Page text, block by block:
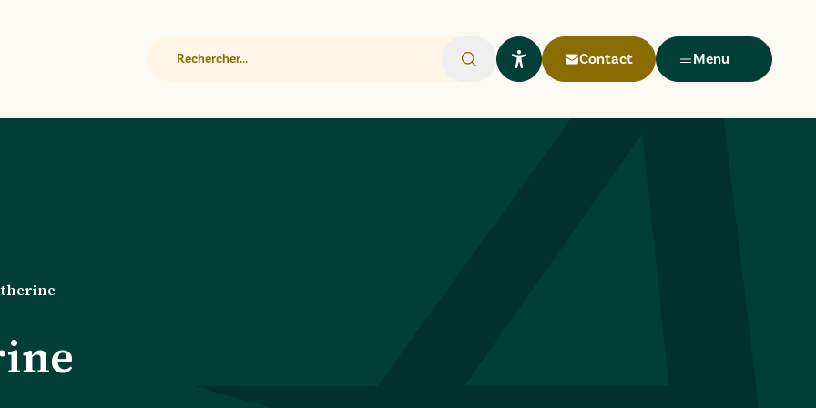
Rechercher
Ouvrir le widget Lisio
Contact Menu